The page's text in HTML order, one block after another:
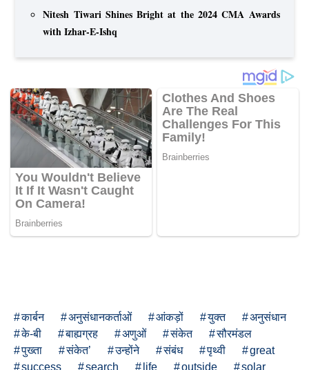
Nitesh Tiwari Shines Bright at the 2024 CMA Awards
with Izhar-E-Ishq
कार्बन अनुसंधानकर्ताओं आंकड़ों युक्त
अनुसंधान
के-बी
बाह्यग्रह अणुओं संकेत
सौरमंडल
पुख्ता
संकेत’ उन्होंने संबंध पृथ्वी
great
success
search life outside solar